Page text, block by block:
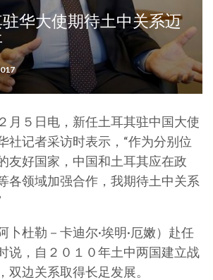
华大使期待土中关系迈
月５日电，新任土耳其驻中国大使
社记者采访时表示，“作为分别位
友好国家，中国和土耳其应在政
各领域加强合作，我期待土中关系
卜杜勒－卡迪尔·埃明·厄嫩）赴任
说，自２０１０年土中两国建立战
双边关系取得长足发展。